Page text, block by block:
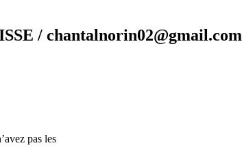
/ chantalnorin02@gmail.com
pas les